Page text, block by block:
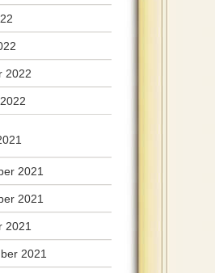
2022
2021
2021
2021
2021